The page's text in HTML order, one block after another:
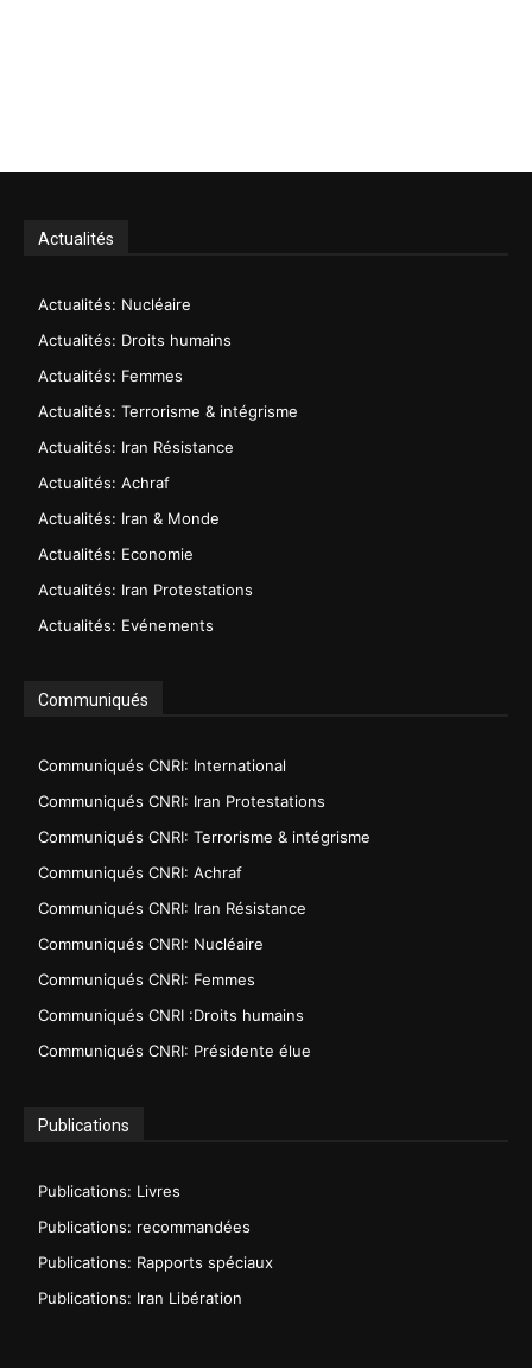
Actualités
Actualités: Nucléaire
Actualités: Droits humains
Actualités: Femmes
Actualités: Terrorisme & intégrisme
Actualités: Iran Résistance
Actualités: Achraf
Actualités: Iran & Monde
Actualités: Economie
Actualités: Iran Protestations
Actualités: Evénements
Communiqués
Communiqués CNRI: International
Communiqués CNRI: Iran Protestations
Communiqués CNRI: Terrorisme & intégrisme
Communiqués CNRI: Achraf
Communiqués CNRI: Iran Résistance
Communiqués CNRI: Nucléaire
Communiqués CNRI: Femmes
Communiqués CNRI :Droits humains
Communiqués CNRI: Présidente élue
Publications
Publications: Livres
Publications: recommandées
Publications: Rapports spéciaux
Publications: Iran Libération